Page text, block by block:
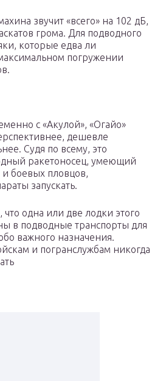
звучит «всего» на 102 дБ,
грома. Для подводного
которые едва ли
погружении
с «Акулой», «Огайо»
дешевле
Судя по всему, это
ракетоносец, умеющий
боевых пловцов,
запускать.
одна или две лодки этого
в подводные транспорты для
важного назначения.
и погранслужбам никогда